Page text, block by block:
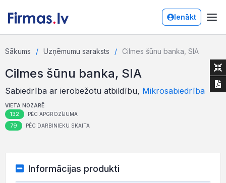
Ienākt
Sākums Uzņēmumu saraksts Cilmes šūnu banka, SIA
Cilmes šūnu banka, SIA
Sabiedrība ar ierobežotu atbildību, Mikrosabiedrība
VIETA NOZARĒ
132 PĒC APGROZĪJUMA
79 PĒC DARBINIEKU SKAITA
Informācijas produkti